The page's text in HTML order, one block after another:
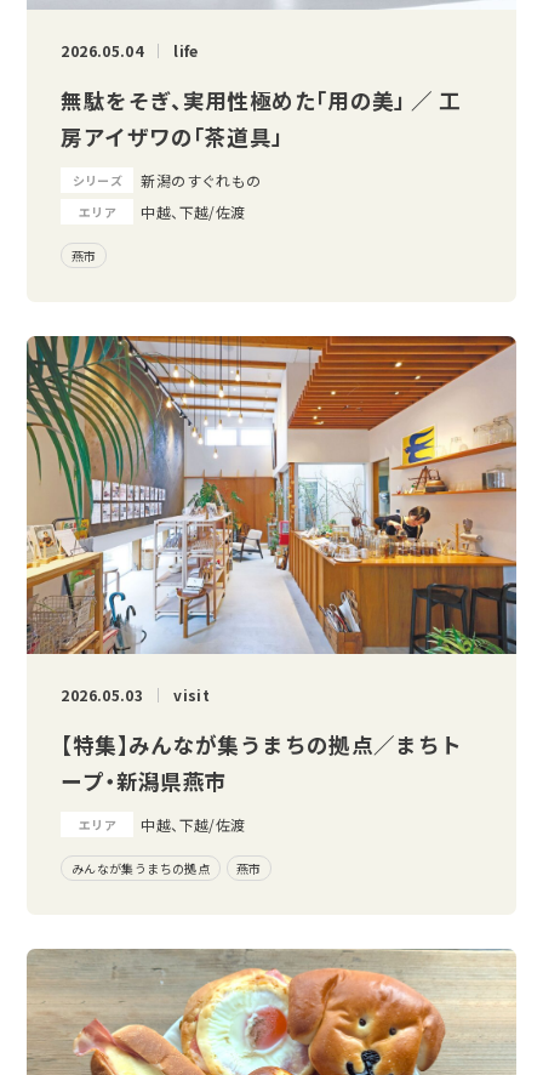
2026.05.04 life
無駄をそぎ、実用性極めた「用の美」 ／ 工
房アイザワの「茶道具」
シリーズ 新潟のすぐれもの
エリア 中越、下越/佐渡
燕市
2026.05.03 visit
【特集】みんなが集うまちの拠点／まちト
ープ・新潟県燕市
エリア 中越、下越/佐渡
みんなが集うまちの拠点 燕市